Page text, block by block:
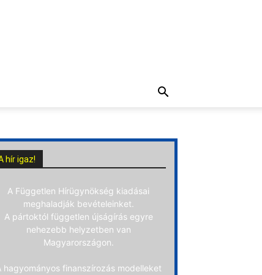
hír igaz!
A Független Hírügynökség kiadásai
meghaladják bevételeinket.
A pártoktól független újságírás egyre
nehezebb helyzetben van
Magyarországon.
hagyományos finanszírozás modelleket